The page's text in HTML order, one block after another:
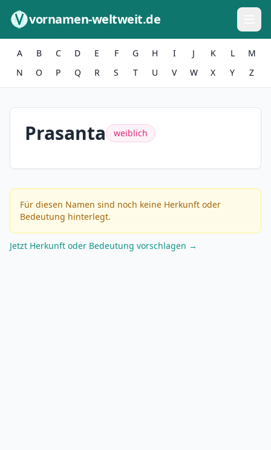
vornamen-weltweit.de
A B C D E F G H I J K L
M
N
O P Q R S T U V W X Y Z
Prasanta weiblich
Für diesen Namen sind noch keine Herkunft oder
Bedeutung hinterlegt.
Jetzt Herkunft oder Bedeutung vorschlagen →